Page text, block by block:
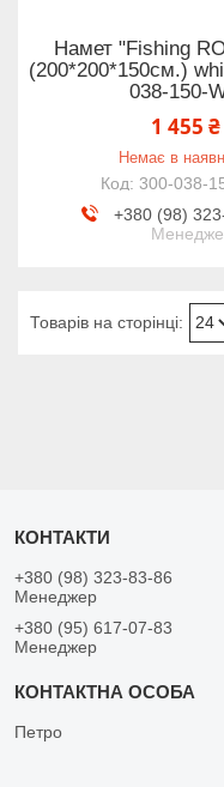
Намет "Fishing
(200*200*150см.)
038-150-
1 455 ₴
Немає в
300-038-
+380 (98)
+380 (98) 323-83-86
Менеджер
+380 (95) 617-07-83
Менеджер
Петро